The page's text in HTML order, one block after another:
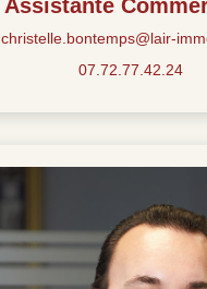
Assistante
christelle.bontemps@lair-
07.72.77.42.24